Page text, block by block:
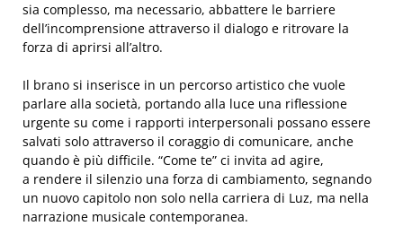
sia complesso, ma necessario, abbattere le barriere
dell’incomprensione attraverso il dialogo e ritrovare la
forza di aprirsi all’altro.
Il brano si inserisce in un percorso artistico che vuole
parlare alla società, portando alla luce una riflessione
urgente su come i rapporti interpersonali possano essere
salvati solo attraverso il coraggio di comunicare, anche
quando è più difficile. “Come te” ci invita ad agire,
a rendere il silenzio una forza di cambiamento, segnando
un nuovo capitolo non solo nella carriera di Luz, ma nella
narrazione musicale contemporanea.